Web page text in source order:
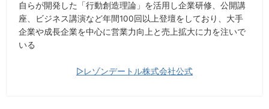
自らが開発した「行動創造理論」を活用し企業研修、公開講
座、ビジネス講演など年間100回以上登壇をしており、大手
企業や成長企業を中心に営業力向上と売上拡大に力を注いで
いる
▷レゾンデートル株式会社公式